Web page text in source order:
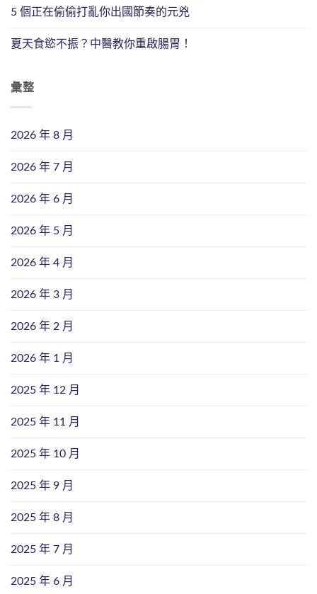
5 個正在偷偷打亂你出國節奏的元兇
夏天食慾不振？中醫教你重啟腸胃！
彙整
2026 年 8 月
2026 年 7 月
2026 年 6 月
2026 年 5 月
2026 年 4 月
2026 年 3 月
2026 年 2 月
2026 年 1 月
2025 年 12 月
2025 年 11 月
2025 年 10 月
2025 年 9 月
2025 年 8 月
2025 年 7 月
2025 年 6 月